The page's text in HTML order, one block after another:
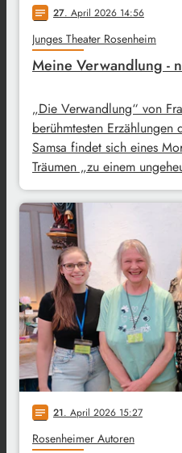
notes 27. April 2026 14:56
Junges Theater Rosenheim
Meine Verwandlung -
„Die Verwandlung“ von
berühmtesten
Samsa findet sich eines
Träumen „zu einem
notes 21. April 2026 15:27
Rosenheimer Autoren